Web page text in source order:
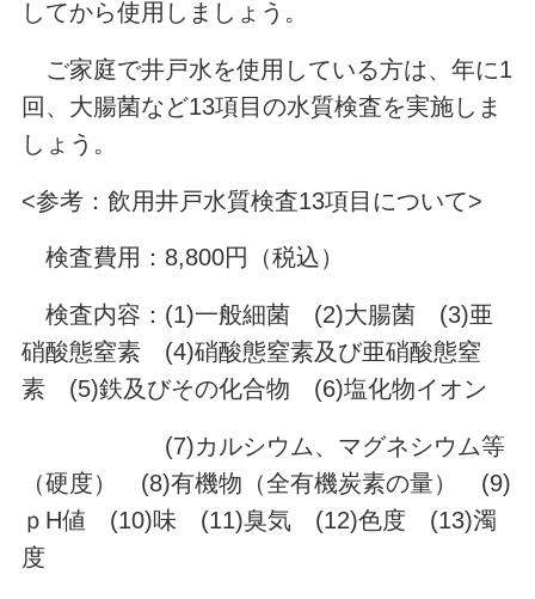
してから使用しましょう。
ご家庭で井戸水を使用している方は、年に1
回、大腸菌など13項目の水質検査を実施しま
しょう。
<参考：飲用井戸水質検査13項目について>
検査費用：8,800円（税込）
検査内容：(1)一般細菌 (2)大腸菌 (3)亜
硝酸態窒素 (4)硝酸態窒素及び亜硝酸態窒
素 (5)鉄及びその化合物 (6)塩化物イオン
(7)カルシウム、マグネシウム等
（硬度） (8)有機物（全有機炭素の量） (9)
ｐH値 (10)味 (11)臭気 (12)色度 (13)濁
度